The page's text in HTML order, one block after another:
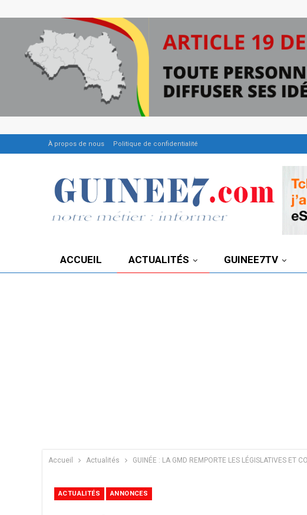
À propos de nous Politique de confidentialité
ACCUEIL ACTUALITÉS GUINEE7TV
Accueil Actualités GUINÉE : LA GMD REMPORTE LES LÉGISLATIVES
ACTUALITÉS ANNONCES